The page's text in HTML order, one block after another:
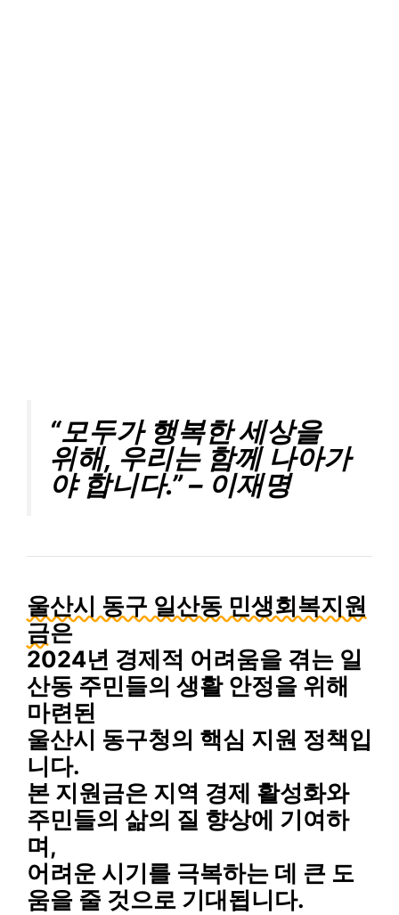
“모두가 행복한 세상을
위해, 우리는 함께 나아가
야 합니다.” – 이재명
울산시 동구 일산동 민생회복지원
금은
2024년 경제적 어려움을 겪는 일
산동 주민들의 생활 안정을 위해
마련된
울산시 동구청의 핵심 지원 정책입
니다.
본 지원금은 지역 경제 활성화와
주민들의 삶의 질 향상에 기여하
며,
어려운 시기를 극복하는 데 큰 도
움을 줄 것으로 기대됩니다.